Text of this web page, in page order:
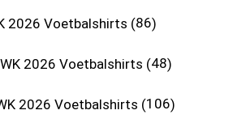
2026 Voetbalshirts 86
2026 Voetbalshirts 48
2026 Voetbalshirts 106